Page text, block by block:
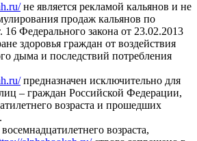
не является рекламой кальянов и не
продаж кальянов по
16 Федерального закона от 23.02.2013
здоровья граждан от воздействия
дыма и последствий потребления
предназначен исключительно для
– граждан Российской Федерации,
возраста и прошедших
возраста,